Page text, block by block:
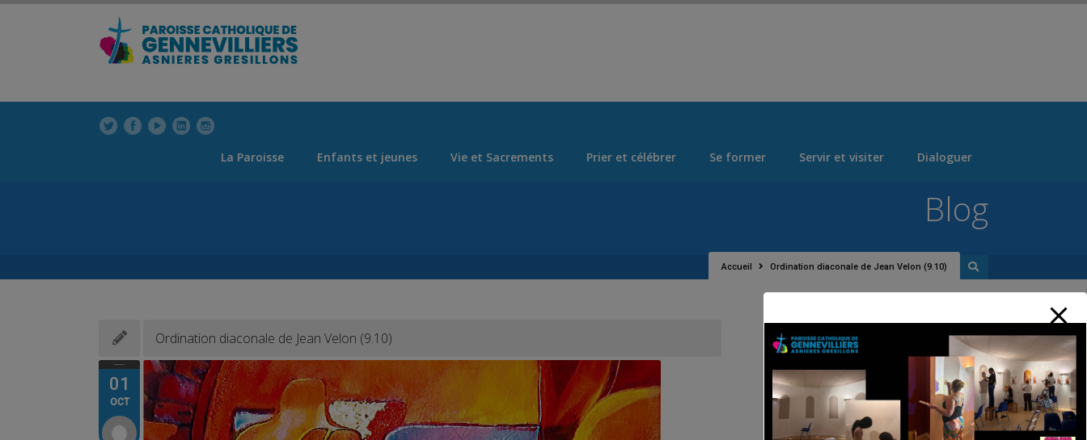
La Paroisse Enfants et jeunes Vie et Sacrements Prier et célébrer Se former Servir et visiter Dialoguer
Accueil Ordination diaconale de Jean Velon (9.10)
Blog
01
OCT
Ordination diaconale de Jean Velon (9.10)